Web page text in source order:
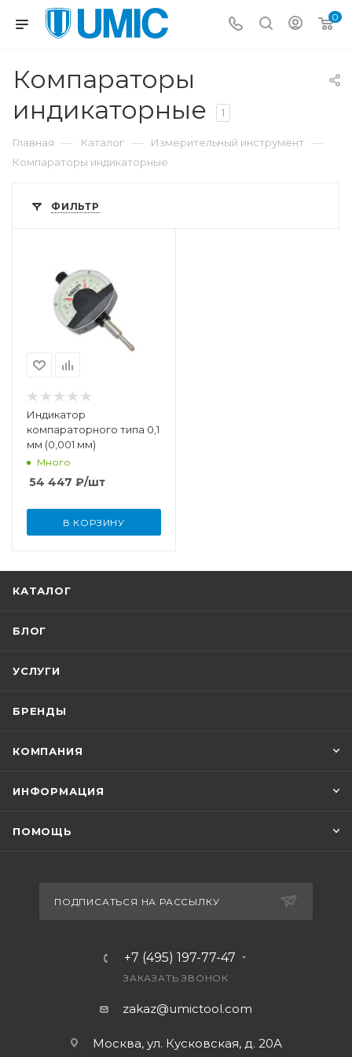
0
Компараторы
индикаторные
1
Главная — Каталог — Измерительный инструмент —
Компараторы индикаторные
ФИЛЬТР
Индикатор
компараторного типа 0,1
мм (0,001 мм)
Много
54 447 ₽/шт
В КОРЗИНУ
КАТАЛОГ
БЛОГ
УСЛУГИ
БРЕНДЫ
КОМПАНИЯ
ИНФОРМАЦИЯ
ПОМОЩЬ
ПОДПИСАТЬСЯ НА РАССЫЛКУ
+7 (495) 197-77-47
ЗАКАЗАТЬ ЗВОНОК
zakaz@umictool.com
Москва, ул. Кусковская, д. 20А